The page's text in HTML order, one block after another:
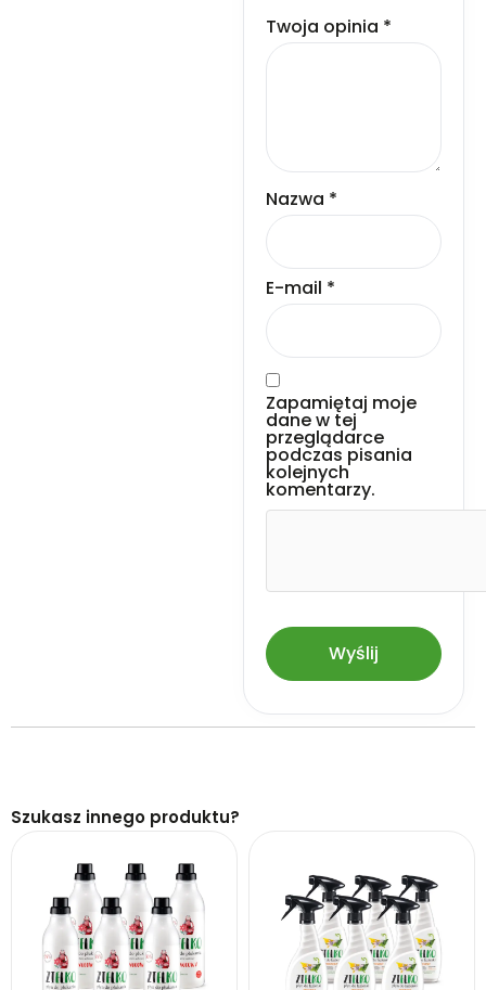
Twoja opinia *
Nazwa *
E-mail *
Zapamiętaj moje
dane w tej
przeglądarce
podczas pisania
kolejnych
komentarzy.
Szukasz innego produktu?